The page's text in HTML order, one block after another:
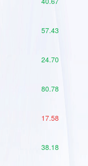
57.43
24.70
80.78
17.58
38.18